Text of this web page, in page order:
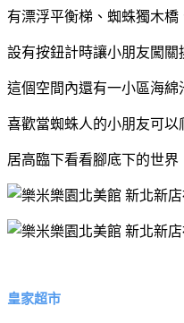
有漂浮平衡梯、蜘蛛獨木
設有按鈕計時讓小朋友闖關
這個空間內還有一小區海綿
喜歡當蜘蛛人的小朋友可以
居高臨下看看腳底下的世界
皇家超市